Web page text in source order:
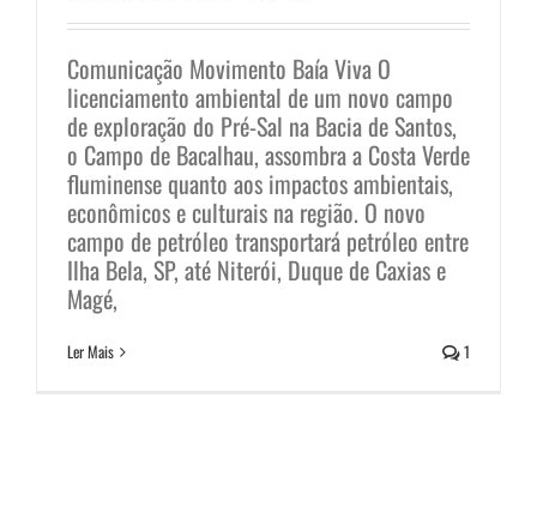
Comunicação Movimento Baía Viva O
licenciamento ambiental de um novo campo
de exploração do Pré-Sal na Bacia de Santos,
o Campo de Bacalhau, assombra a Costa Verde
fluminense quanto aos impactos ambientais,
econômicos e culturais na região. O novo
campo de petróleo transportará petróleo entre
Ilha Bela, SP, até Niterói, Duque de Caxias e
Magé,
Ler Mais 1